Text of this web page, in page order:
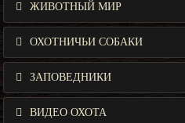
ЖИВОТНЫЙ МИР
ОХОТНИЧЬИ СОБАКИ
ЗАПОВЕДНИКИ
ВИДЕО ОХОТА